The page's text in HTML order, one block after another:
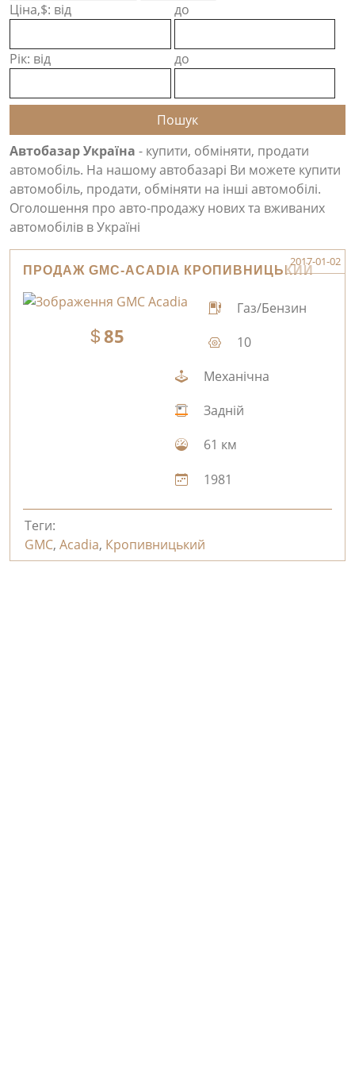
Ціна,$: від до
Рік: від до
Автобазар Україна - купити, обміняти, продати
автомобіль. На нашому автобазарі Ви можете купити
автомобіль, продати, обміняти на інші автомобілі.
Оголошення про авто-продажу нових та вживаних
автомобілів в Україні
ПРОДАЖ GMC-ACADIA КРОПИВНИЦЬКИЙ
2017-01-02
85
Газ/Бензин
10
Механічна
Задній
61 км
1981
Теги:
GMC, Acadia, Кропивницький